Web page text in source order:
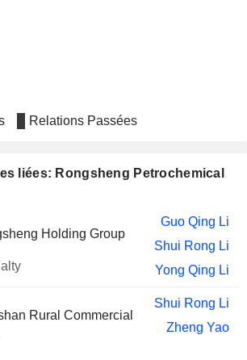
Relations Passées
liées: Rongsheng Petrochemical
Holding Group
Guo Qing Li
Shui Rong Li
Yong Qing Li
Rural Commercial
Shui Rong Li
Zheng Yao